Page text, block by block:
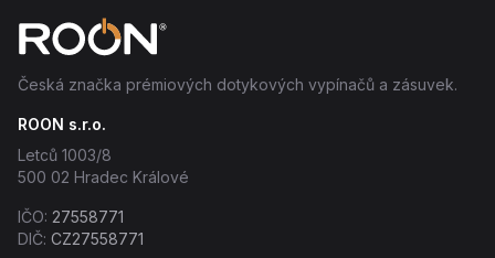
Česká značka prémiových dotykových vypínačů a zásuvek.
ROON s.r.o.
Letců 1003/8
500 02 Hradec Králové
IČO: 27558771
DIČ: CZ27558771